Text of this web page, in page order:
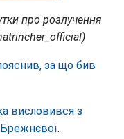
про розлучення
за що бив
висловився з
.